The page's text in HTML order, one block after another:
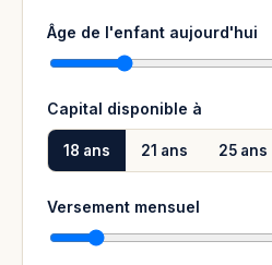
Âge de l'enfant aujourd'hui
Capital disponible à
18 ans 21 ans 25 ans
Versement mensuel